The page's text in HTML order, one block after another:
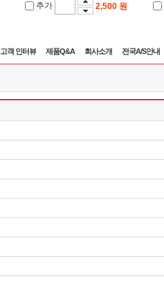
추가
2,500 원
고객 인터뷰 제품Q&A 회사소개 전국A/S안내